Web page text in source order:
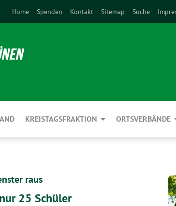
Home Spenden Kontakt Sitemap Suche
KREISTAGSFRAKTION ORTSVERBÄNDE
raus
25 Schüler